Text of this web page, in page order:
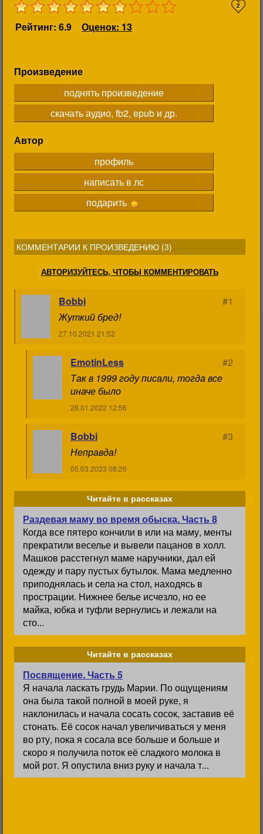
2
Рейтинг: 6.9 Оценок: 13
Произведение
поднять произведение
скачать аудио, fb2, epub и др.
Автор
профиль
написать в лс
подарить
КОММЕНТАРИИ К ПРОИЗВЕДЕНИЮ (3)
АВТОРИЗУЙТЕСЬ, ЧТОБЫ КОММЕНТИРОВАТЬ
Bobbi
#1
Жуткий бред!
27.10.2021 21:52
EmotinLess
#2
Так в 1999 году писали, тогда все
иначе было
28.01.2022 12:56
Bobbi
#3
Неправда!
05.03.2023 08:26
Читайте в рассказах
Раздевая маму во время обыска. Часть 8
Когда все пятеро кончили в или на маму, менты
прекратили веселье и вывели пацанов в холл.
Машков расстегнул маме наручники, дал ей
одежду и пару пустых бутылок. Мама медленно
приподнялась и села на стол, находясь в
прострации. Нижнее белье исчезло, но ее
майка, юбка и туфли вернулись и лежали на
сто...
Читайте в рассказах
Посвящение. Часть 5
Я начала ласкать грудь Марии. По ощущениям
она была такой полной в моей руке, я
наклонилась и начала сосать сосок, заставив её
стонать. Её сосок начал увеличиваться у меня
во рту, пока я сосала все больше и больше и
скоро я получила поток её сладкого молока в
мой рот. Я опустила вниз руку и начала т...